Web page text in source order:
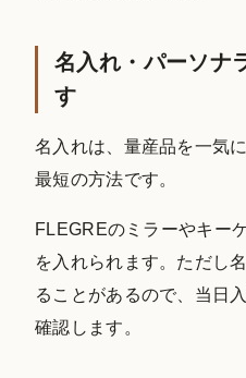
名入れ・パーソナ
す
名入れは、量産品を一気
最短の方法です。
FLEGREのミラーやキー
を入れられます。ただし
ることがあるので、当日
確認します。